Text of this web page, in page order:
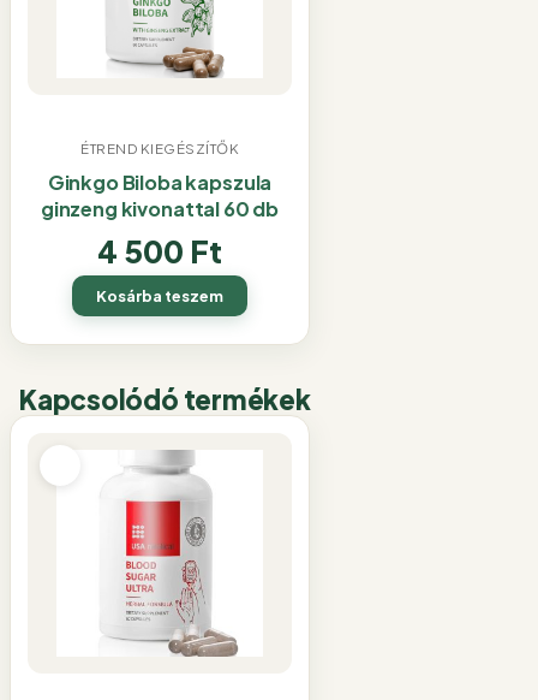
ÉTREND KIEGÉSZÍTŐK
Ginkgo Biloba kapszula
ginzeng kivonattal 60 db
4 500 Ft
Kosárba teszem
Kapcsolódó termékek